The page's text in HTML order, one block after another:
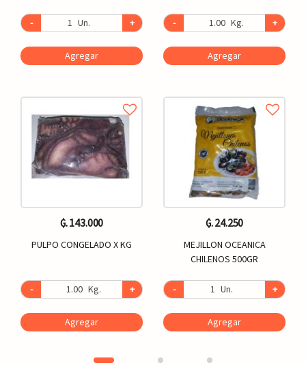
- Un. +
Agregar
₲. 143.000
PULPO CONGELADO X KG
- Kg. +
Agregar
- Kg. +
Agregar
₲. 24.250
MEJILLON OCEANICA
CHILENOS 500GR
- Un. +
Agregar